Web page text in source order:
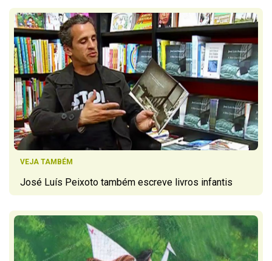
VEJA TAMBÉM
José Luís Peixoto também escreve livros infantis